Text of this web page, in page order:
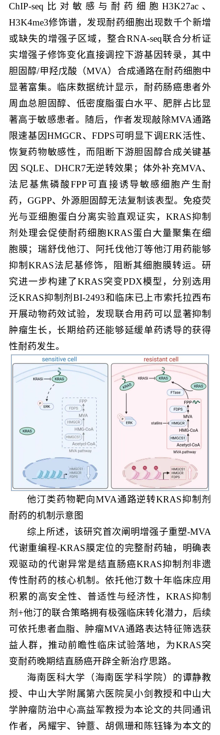
ChIP-seq比对敏感与耐药细胞H3K27ac、
H3K4me3修饰谱，发现耐药细胞出现数千个新增
或缺失的增强子区域，整合RNA-seq联合分析证
实增强子修饰变化直接调控下游基因转录，其中
胆固醇/甲羟戊酸（MVA）合成通路在耐药细胞中
显著富集。临床数据统计显示，耐药肠癌患者外
周血总胆固醇、低密度脂蛋白水平、肥胖占比显
著高于敏感患者。随后，作者发现敲除MVA通路
限速基因HMGCR、FDPS可明显下调ERK活性、
恢复药物敏感性，而阻断下游胆固醇合成关键基
因 SQLE、DHCR7无逆转效果；体外补充MVA、
法尼基焦磷酸FPP可直接诱导敏感细胞产生耐
药，GGPP、外源胆固醇无法复制该表型。免疫荧
光与亚细胞蛋白分离实验直观证实，KRAS抑制
剂处理会促使耐药细胞KRAS蛋白大量聚集在细
胞膜；瑞舒伐他汀、阿托伐他汀等他汀用药能够
抑制KRAS法尼基修饰，阻断其细胞膜转运。研
究进一步构建了KRAS突变PDX模型，分别选用
泛KRAS抑制剂BI-2493和临床已上市索托拉西布
开展动物药效试验，发现联合用药可以显著抑制
肿瘤生长，长期给药还能够延缓单药诱导的获得
性耐药发生。
他汀类药物靶向MVA通路逆转KRAS抑制剂
耐药的机制示意图
综上所述，该研究首次阐明增强子重塑-MVA
代谢重编程-KRAS膜定位的完整耐药轴，明确表
观驱动的代谢异常是结直肠癌KRAS抑制剂非遗
传性耐药的核心机制。依托他汀数十年临床应用
积累的高安全性、普适性与经济性，KRAS抑制
剂+他汀的联合策略拥有极强临床转化潜力，后续
可依托患者血脂、肿瘤MVA通路表达特征筛选获
益人群，推动前瞻性临床试验落地，为KRAS突
变耐药晚期结直肠癌开辟全新治疗思路。
海南医科大学（海南医学科学院）的谭静教
授、中山大学附属第六医院吴小剑教授和中山大
学肿瘤防治中心高益军教授为本论文的共同通讯
作者，呙耀宇、钟薏、胡佩珊和陈钰锋为本文的